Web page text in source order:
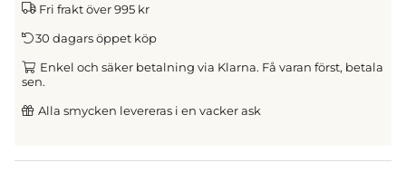
Fri frakt över 995 kr
30 dagars öppet köp
Enkel och säker betalning via Klarna. Få varan först, betala
sen.
Alla smycken levereras i en vacker ask